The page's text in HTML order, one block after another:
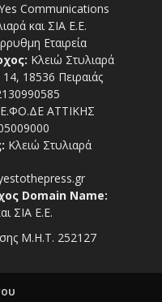
Communications
και ΣΙΑ Ε.Ε.
Εταιρεία
Κλειώ Στυλιαρά
18536 Πειραιάς
ΑΤΤΙΚΗΣ
Κλειώ Στυλιαρά
Domain Name:
ΣΙΑ Ε.Ε.
Μ.Η.Τ. 252127